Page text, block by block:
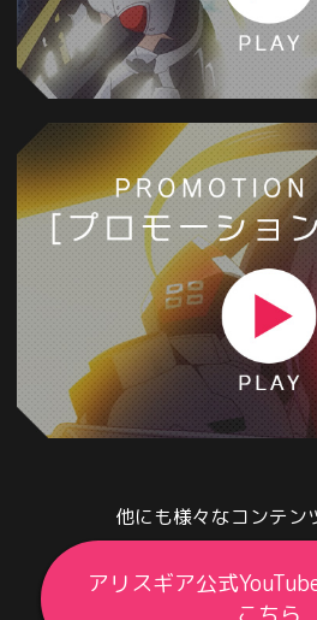
他にも様々なコンテン
アリスギア公式